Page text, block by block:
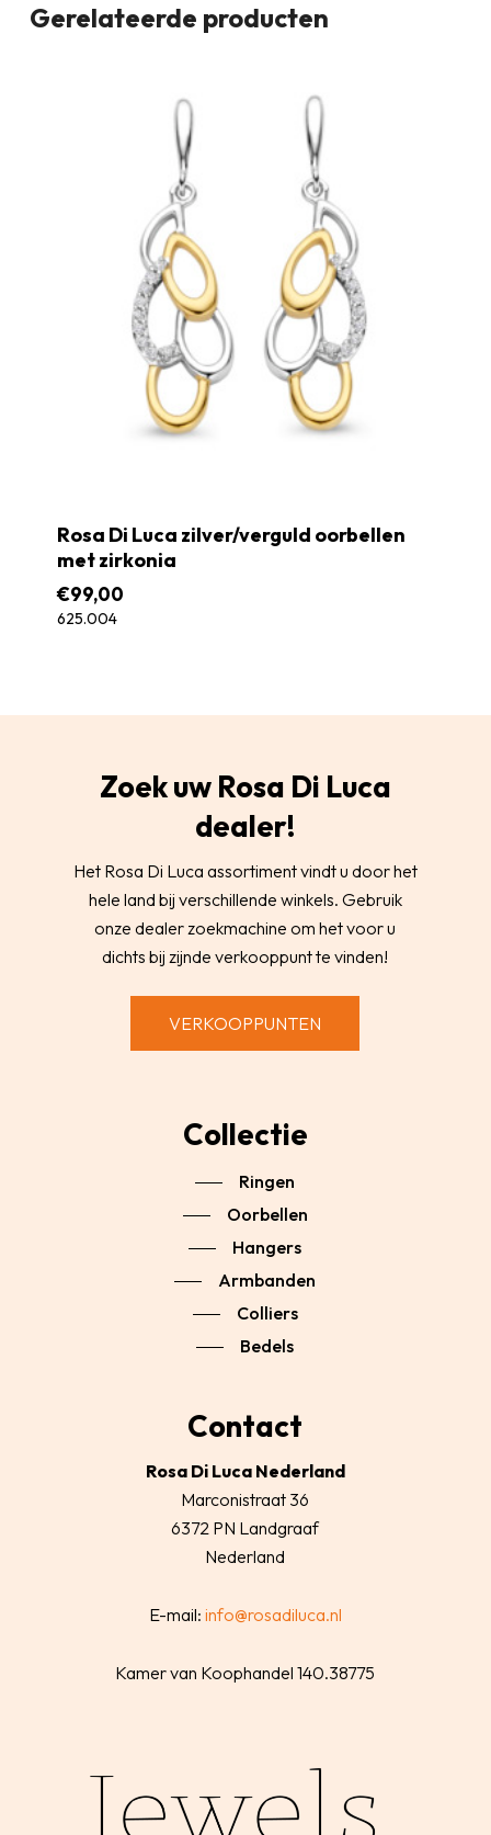
Gerelateerde producten
Rosa Di Luca zilver/verguld oorbellen
met zirkonia
€99,00
625.004
Zoek uw Rosa Di Luca
dealer!
Het Rosa Di Luca assortiment vindt u door het
hele land bij verschillende winkels. Gebruik
onze dealer zoekmachine om het voor u
dichts bij zijnde verkooppunt te vinden!
VERKOOPPUNTEN
Collectie
Ringen
Oorbellen
Hangers
Armbanden
Colliers
Bedels
Contact
Rosa Di Luca Nederland
Marconistraat 36
6372 PN Landgraaf
Nederland
E-mail: info@rosadiluca.nl
Kamer van Koophandel 140.38775